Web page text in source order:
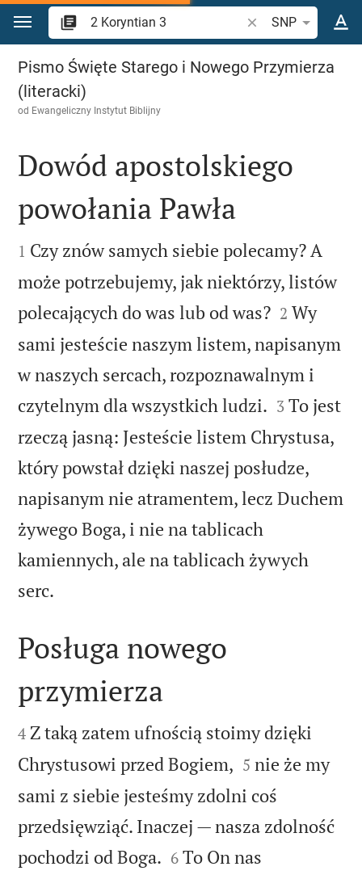
Przejdź do treści
Szukaj wersetu lub
SNP
2 Koryntian 3
Pismo Święte Starego i Nowego Przymierza
(literacki)
od Ewangeliczny Instytut Biblijny

Dowód apostolskiego
powołania Pawła

1 Czy znów samych siebie polecamy? A
może potrzebujemy, jak niektórzy, listów
polecających do was lub od was?
2 Wy
sami jesteście naszym listem, napisanym
w naszych sercach, rozpoznawalnym i
czytelnym dla wszystkich ludzi. 

3 To jest
rzeczą jasną: Jesteście listem Chrystusa,
który powstał dzięki naszej posłudze,
napisanym nie atramentem, lecz Duchem
żywego Boga, i nie na tablicach
kamiennych, ale na tablicach żywych
serc.

Posługa nowego
przymierza

4 Z taką zatem ufnością stoimy dzięki
Chrystusowi przed Bogiem, 

5 nie że my
sami z siebie jesteśmy zdolni coś
przedsięwziąć. Inaczej — nasza zdolność
pochodzi od Boga. 

6 To On nas